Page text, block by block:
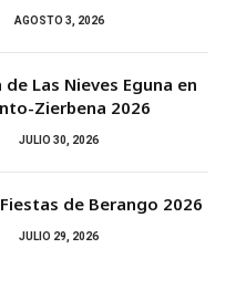
AGOSTO 3, 2026
Las Nieves Eguna en
Zierbena 2026
JULIO 30, 2026
de Berango 2026
JULIO 29, 2026